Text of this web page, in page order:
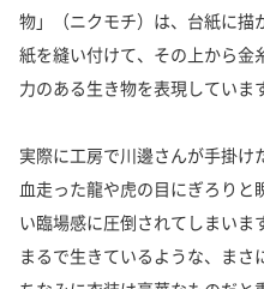
物」（ニクモチ）は、台紙に描
紙を縫い付けて、その上から金
力のある生き物を表現していま
実際に工房で川邊さんが手掛け
血走った龍や虎の目にぎろり
い臨場感に圧倒されてしまいま
まるで生きているような、まさ